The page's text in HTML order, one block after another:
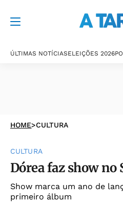
ÚLTIMAS NOTÍCIASELEIÇÕES 2026
HOME>CULTURA
CULTURA
Dórea faz show no
Show marca um ano de
primeiro álbum